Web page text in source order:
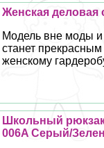
Женская деловая
Модель вне моды и
станет
женскому
Школьный рюкзак
006A Серый/